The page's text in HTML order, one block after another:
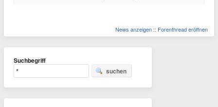
News anzeigen :: Forenthread eröffnen
Suchbegriff
suchen